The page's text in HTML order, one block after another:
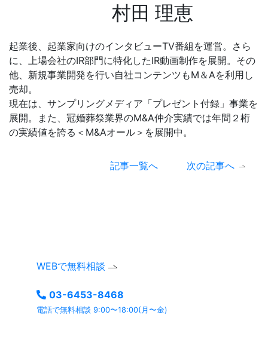
村田 理恵
起業後、起業家向けのインタビューTV番組を運営。さら
に、上場会社のIR部門に特化したIR動画制作を展開。その
他、新規事業開発を行い自社コンテンツもM＆Aを利用し
売却。
現在は、サンプリングメディア「プレゼント付録」事業を
展開。また、冠婚葬祭業界のM&A仲介実績では年間２桁
の実績値を誇る＜M&Aオール＞を展開中。
記事一覧へ
次の記事へ
WEBで無料相談
03-6453-8468
電話で無料相談 9:00〜18:00(月〜金)